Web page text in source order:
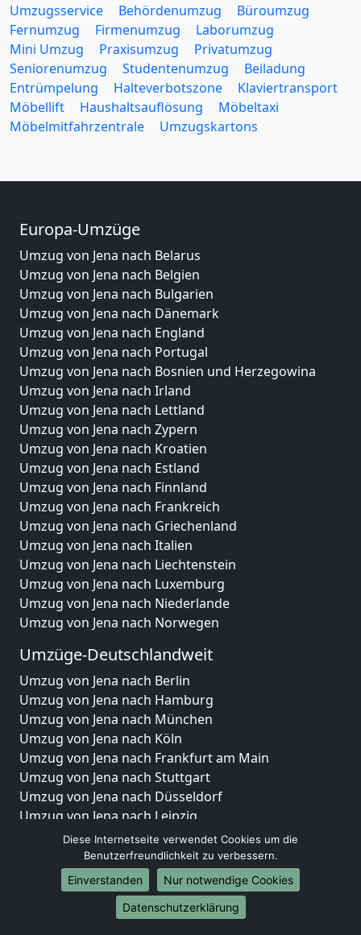
Umzugsservice Behördenumzug
Büroumzug
Fernumzug
Firmenumzug
Laborumzug
Mini Umzug
Praxisumzug
Privatumzug
Seniorenumzug
Studentenumzug
Beiladung
Entrümpelung
Halteverbotszone
Klaviertransport
Möbellift
Haushaltsauflösung
Möbeltaxi
Möbelmitfahrzentrale
Umzugskartons
Europa-Umzüge
Umzug von Jena nach Belarus
Umzug von Jena nach Belgien
Umzug von Jena nach Bulgarien
Umzug von Jena nach Dänemark
Umzug von Jena nach England
Umzug von Jena nach Portugal
Umzug von Jena nach Bosnien und Herzegowina
Umzug von Jena nach Irland
Umzug von Jena nach Lettland
Umzug von Jena nach Zypern
Umzug von Jena nach Kroatien
Umzug von Jena nach Estland
Umzug von Jena nach Finnland
Umzug von Jena nach Frankreich
Umzug von Jena nach Griechenland
Umzug von Jena nach Italien
Umzug von Jena nach Liechtenstein
Umzug von Jena nach Luxemburg
Umzug von Jena nach Niederlande
Umzug von Jena nach Norwegen
Umzüge-Deutschlandweit
Umzug von Jena nach Berlin
Umzug von Jena nach Hamburg
Umzug von Jena nach München
Umzug von Jena nach Köln
Umzug von Jena nach Frankfurt am Main
Umzug von Jena nach Stuttgart
Umzug von Jena nach Düsseldorf
Umzug von Jena nach Leipzig
Umzug von Jena nach Dortmund
Umzug von Jena nach Essen
Umzug von Jena nach Bremen
Umzug von Jena nach Dresden
Umzug von Jena nach Hannover
Diese Internetseite verwendet Cookies um die
Benutzerfreundlichkeit zu verbessern.
Einverstanden
Nur notwendige Cookies
Datenschutzerklärung